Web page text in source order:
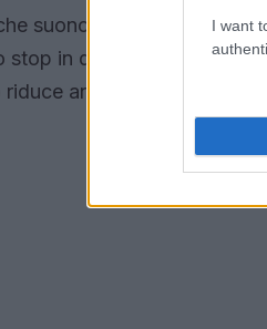
I want
suono aveva” —
stop in qualsiasi momento
ansia tecnica e